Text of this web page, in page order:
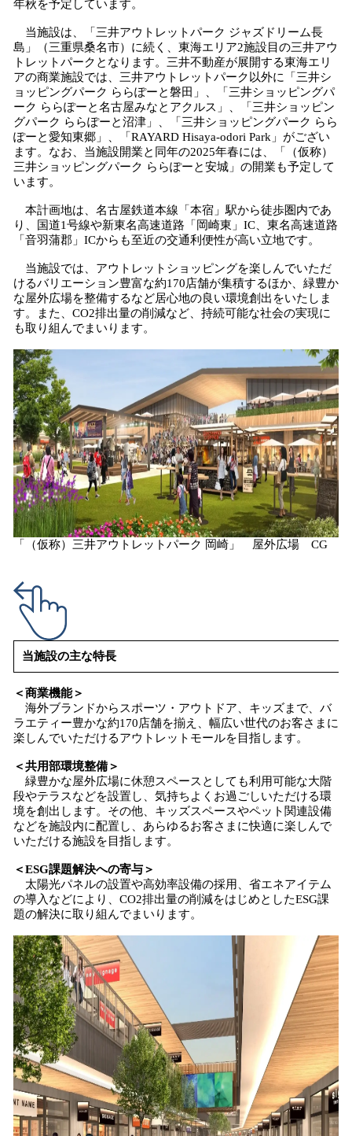
年秋を予定しています。
当施設は、「三井アウトレットパーク ジャズドリーム長
島」（三重県桑名市）に続く、東海エリア2施設目の三井アウ
トレットパークとなります。三井不動産が展開する東海エリ
アの商業施設では、三井アウトレットパーク以外に「三井シ
ョッピングパーク ららぽーと磐田」、「三井ショッピングパ
ーク ららぽーと名古屋みなとアクルス」、「三井ショッピン
グパーク ららぽーと沼津」、「三井ショッピングパーク らら
ぽーと愛知東郷」、「RAYARD Hisaya-odori Park」がござい
ます。なお、当施設開業と同年の2025年春には、「（仮称）
三井ショッピングパーク ららぽーと安城」の開業も予定して
います。
本計画地は、名古屋鉄道本線「本宿」駅から徒歩圏内であ
り、国道1号線や新東名高速道路「岡崎東」IC、東名高速道路
「音羽蒲郡」ICからも至近の交通利便性が高い立地です。
当施設では、アウトレットショッピングを楽しんでいただ
けるバリエーション豊富な約170店舗が集積するほか、緑豊か
な屋外広場を整備するなど居心地の良い環境創出をいたしま
す。また、CO2排出量の削減など、持続可能な社会の実現に
も取り組んでまいります。
「（仮称）三井アウトレットパーク 岡崎」 屋外広場 CG
当施設の主な特長
＜商業機能＞
海外ブランドからスポーツ・アウトドア、キッズまで、バ
ラエティー豊かな約170店舗を揃え、幅広い世代のお客さまに
楽しんでいただけるアウトレットモールを目指します。
＜共用部環境整備＞
緑豊かな屋外広場に休憩スペースとしても利用可能な大階
段やテラスなどを設置し、気持ちよくお過ごしいただける環
境を創出します。その他、キッズスペースやペット関連設備
などを施設内に配置し、あらゆるお客さまに快適に楽しんで
いただける施設を目指します。
＜ESG課題解決への寄与＞
太陽光パネルの設置や高効率設備の採用、省エネアイテム
の導入などにより、CO2排出量の削減をはじめとしたESG課
題の解決に取り組んでまいります。